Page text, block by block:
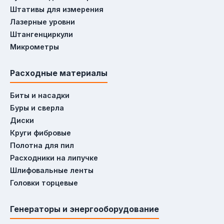
Частые вопросы
от ручного?
работает от сети или аккумулятора и даёт
высокую скорость/мощность. Ручной
требует питания, подходит для точных
Что выбрать для сварки в гараже?
достаточно инверторного сварочного
Штативы для измерения
Лазерные уровни
Штангенциркули
Микрометры
Расходные материалы
Биты и насадки
Буры и сверла
Диски
Круги фибровые
Полотна для пил
Расходники на липучке
Шлифовальные ленты
Головки торцевые
Генераторы и энергооборудование